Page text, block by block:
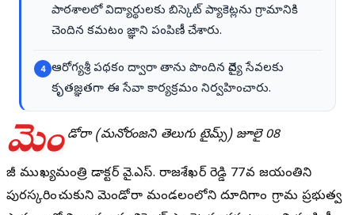
పాఠశాలలో విద్యార్థులకు బిస్కెట్ ప్యాకెట్లను గ్రామానికి
చెందిన కమటం జ్ఞాని పంపిణీ చేశారు.
4
ఆరోగ్యశ్రీ పథకం ద్వారా తాను పొందిన వైద్య సేవలకు
కృతజ్ఞతగా ఈ సేవా కార్యక్రమం నిర్వహించారు.
మెం డోరా (మనోరంజని తెలుగు టైమ్స్) జూలై 08
మాజీ ముఖ్యమంత్రి డాక్టర్ వై.ఎస్. రాజశేఖర్ రెడ్డి 77వ జయంతిని
పురస్కరించుకుని మెండోరా మండలంలోని దూదిగాం గ్రామ ప్రభుత్వ